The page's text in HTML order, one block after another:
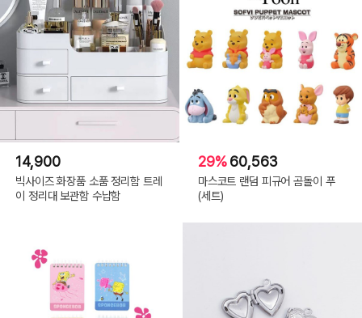
14,900
빅사이즈 화장품 소품 정리함 트레
이 정리대 보관함 수납함
29%60,563
마스코트 랜덤 피규어 곰돌이 푸
(세트)